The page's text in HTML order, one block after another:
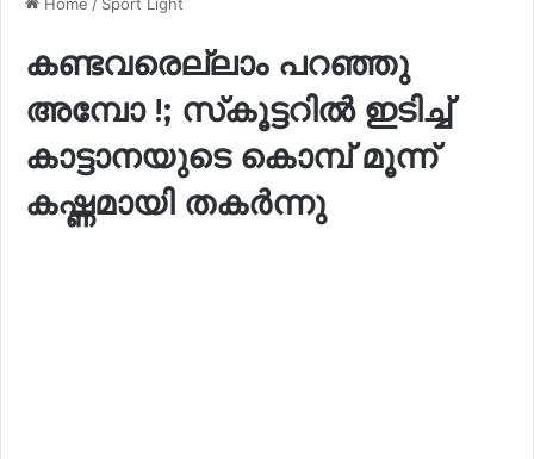
കണ്ടവരെല്ലാം പറഞ്ഞു
അമ്പോ !; സ്‌കൂട്ടറിൽ ഇടിച്ച്
കാട്ടാനയുടെ കൊമ്പ് മൂന്ന്
കഷ്ണമായി തകർന്നു